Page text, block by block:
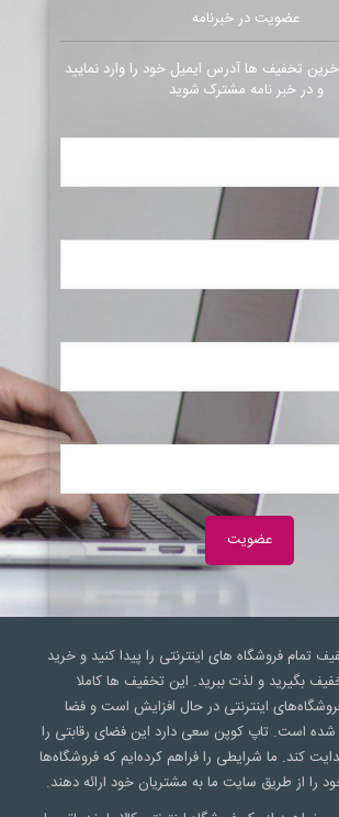
عضویت در خبرنامه
تخفیف ها آدرس ایمیل خود را وارد نمایید
و در خبر نامه مشترک شوید
تمام فروشگاه های اینترنتی را پیدا کنید و خرید
بگیرید و لذت ببرید. این تخفیف ها کاملا
اینترنتی در حال افزایش است و فضا
است. تاپ کوپن سعی‌ دارد این فضای رقابتی را
کند. ما شرایطی را فراهم کرده‌ایم که فروشگاه‌ها
را از طریق سایت ما به مشتریان خود ارائه دهند.